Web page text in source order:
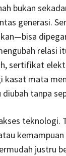
bukan
generasi.
relasi
sertifikat
mata
tanpa
teknologi.
justru